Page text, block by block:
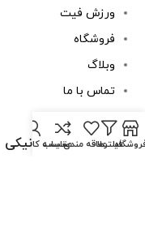
ورزش فیت
فروشگاه
وبلاگ
تماس با ما
درباره ما
نماد اعتماد الکترونیکی
فیلترهاعلاقه مندیمقایسه
حساب کاربری من